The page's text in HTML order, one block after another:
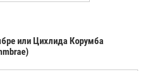
или Цихлида Корумба